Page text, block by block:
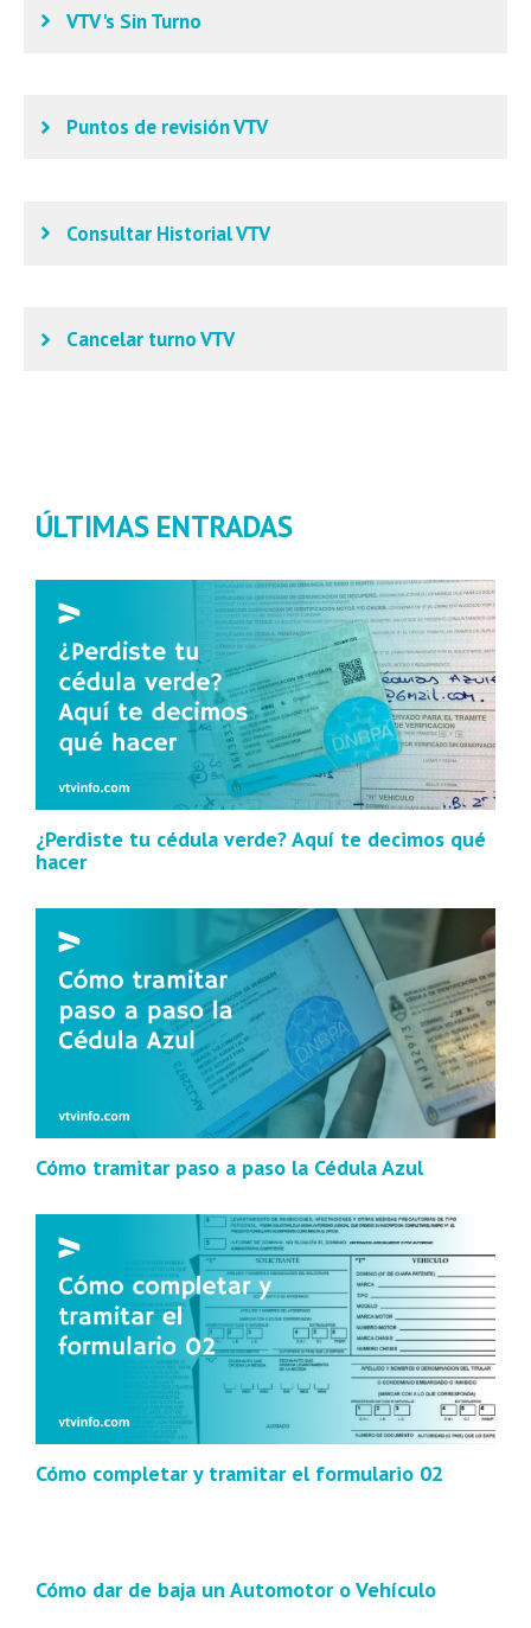
VTV's Sin Turno
Puntos de revisión VTV
Consultar Historial VTV
Cancelar turno VTV
ÚLTIMAS ENTRADAS
¿Perdiste tu cédula verde? Aquí te decimos qué
hacer
Cómo tramitar paso a paso la Cédula Azul
Cómo completar y tramitar el formulario 02
Cómo dar de baja un Automotor o Vehículo